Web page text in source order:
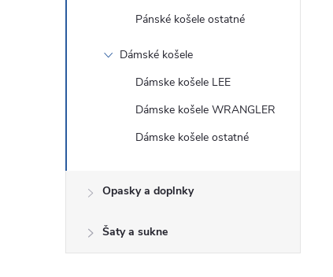
Pánské košele ostatné
Dámské košele
Dámske košele LEE
Dámske košele WRANGLER
Dámske košele ostatné
Opasky a doplnky
Šaty a sukne